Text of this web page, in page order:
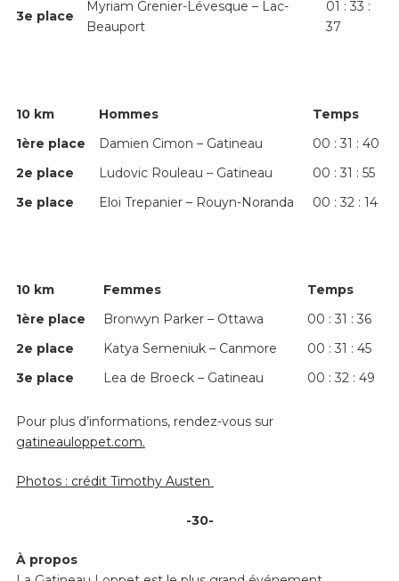
3e place
Myriam Grenier-Lévesque – Lac-
Beauport
01 : 33 :
37
10 km Hommes
Temps
1ère place Damien Cimon – Gatineau
00 : 31 : 40
2e place Ludovic Rouleau – Gatineau
00 : 31 : 55
3e place Eloi Trepanier – Rouyn-Noranda 00 : 32 : 14
10 km Femmes
Temps
1ère place Bronwyn Parker – Ottawa
00 : 31 : 36
2e place Katya Semeniuk – Canmore
00 : 31 : 45
3e place Lea de Broeck – Gatineau 00 : 32 : 49
Pour plus d’informations, rendez-vous sur
gatineauloppet.com.
Photos : crédit Timothy Austen
-30-
À propos